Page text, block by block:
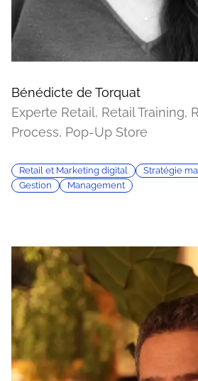
Bénédicte de Torquat
Experte Retail, Retail Training,
Process, Pop-Up Store
Retail et Marketing digital Stratégie
Gestion
Management